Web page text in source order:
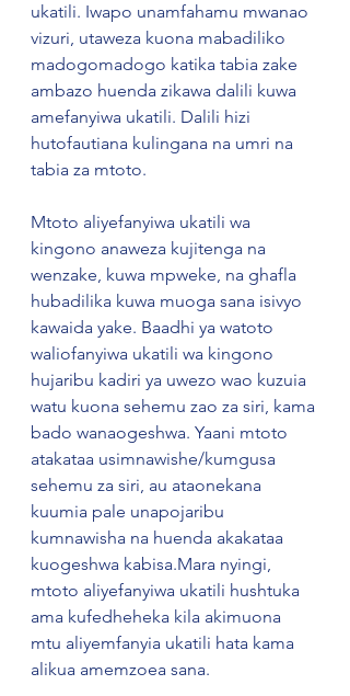
ukatili. Iwapo unamfahamu mwanao
vizuri, utaweza kuona mabadiliko
madogomadogo katika tabia zake
ambazo huenda zikawa dalili kuwa
amefanyiwa ukatili. Dalili hizi
hutofautiana kulingana na umri na
tabia za mtoto.
Mtoto aliyefanyiwa ukatili wa
kingono anaweza kujitenga na
wenzake, kuwa mpweke, na ghafla
hubadilika kuwa muoga sana isivyo
kawaida yake. Baadhi ya watoto
waliofanyiwa ukatili wa kingono
hujaribu kadiri ya uwezo wao kuzuia
watu kuona sehemu zao za siri, kama
bado wanaogeshwa. Yaani mtoto
atakataa usimnawishe/kumgusa
sehemu za siri, au ataonekana
kuumia pale unapojaribu
kumnawisha na huenda akakataa
kuogeshwa kabisa.Mara nyingi,
mtoto aliyefanyiwa ukatili hushtuka
ama kufedheheka kila akimuona
mtu aliyemfanyia ukatili hata kama
alikua amemzoea sana.